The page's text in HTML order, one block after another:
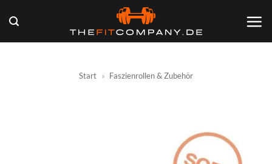
Inhalt
springen
Start » Faszienrollen & Zubehör